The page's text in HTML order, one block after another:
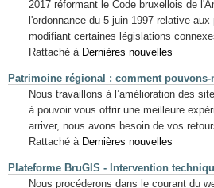
2017 réformant le Code bruxellois de
l'ordonnance du 5 juin 1997 relative
modifiant certaines législations
Rattaché à Dernières nouvelles
Patrimoine régional : comment
Nous travaillons à l’amélioration des
à pouvoir vous offrir une meilleure
arriver, nous avons besoin de vos
Rattaché à Dernières nouvelles
Plateforme BruGIS - Intervention
Nous procéderons dans le courant du